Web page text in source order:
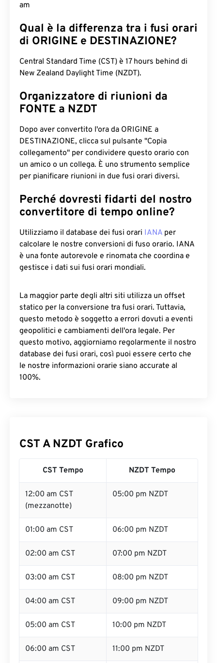
am
Qual è la differenza tra i fusi orari
di ORIGINE e DESTINAZIONE?
Central Standard Time (CST) è 17 hours behind di
New Zealand Daylight Time (NZDT).
Organizzatore di riunioni da
FONTE a NZDT
Dopo aver convertito l'ora da ORIGINE a
DESTINAZIONE, clicca sul pulsante "Copia
collegamento" per condividere questo orario con
un amico o un collega. È uno strumento semplice
per pianificare riunioni in due fusi orari diversi.
Perché dovresti fidarti del nostro
convertitore di tempo online?
Utilizziamo il database dei fusi orari IANA per
calcolare le nostre conversioni di fuso orario. IANA
è una fonte autorevole e rinomata che coordina e
gestisce i dati sui fusi orari mondiali.
La maggior parte degli altri siti utilizza un offset
statico per la conversione tra fusi orari. Tuttavia,
questo metodo è soggetto a errori dovuti a eventi
geopolitici e cambiamenti dell'ora legale. Per
questo motivo, aggiorniamo regolarmente il nostro
database dei fusi orari, così puoi essere certo che
le nostre informazioni orarie siano accurate al
100%.
CST A NZDT Grafico
CST Tempo NZDT Tempo
12:00 am CST
(mezzanotte)
05:00 pm NZDT
01:00 am CST 06:00 pm NZDT
02:00 am CST 07:00 pm NZDT
03:00 am CST 08:00 pm NZDT
04:00 am CST 09:00 pm NZDT
05:00 am CST 10:00 pm NZDT
06:00 am CST 11:00 pm NZDT